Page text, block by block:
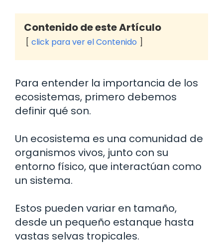
Contenido de este Artículo
click para ver el Contenido
Para entender la importancia de los
ecosistemas, primero debemos
definir qué son.
Un ecosistema es una comunidad de
organismos vivos, junto con su
entorno físico, que interactúan como
un sistema.
Estos pueden variar en tamaño,
desde un pequeño estanque hasta
vastas selvas tropicales.